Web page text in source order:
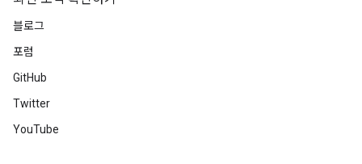
블로그
포럼
GitHub
Twitter
YouTube